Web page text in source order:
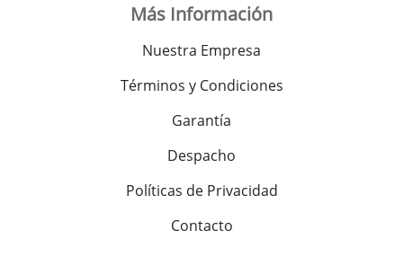
Más Información
Nuestra Empresa
Términos y Condiciones
Garantía
Despacho
Políticas de Privacidad
Contacto